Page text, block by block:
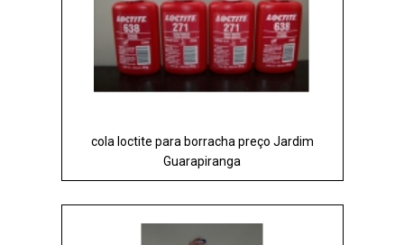
cola loctite para borracha preço Jardim
Guarapiranga